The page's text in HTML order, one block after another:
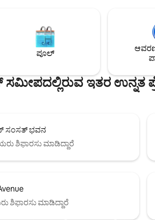
ಅಡುಗೆಮನೆ
ಬೃಹತ್
●HIGHSpeed ವೈಫೈ ●ಲಗೇಜ್
ನಿಮಿಷ ●ಸುರಕ್ಷಿತ ಕಾರ್ ಪಾರ್ಕ್: 2
ಯ ●ನಿಜವಾದ ವೈಬ್ - ಅದರ ಭಾಗವಾಗಿರಿ! -
ನೀವು ಬುಡಾಪೆಸ್ಟ್‌ನ ನಿಜವಾದ
ಪೂಲ್
ಇತರ ಉನ್ನತ
ಸಂಸತ್ ಭವನ
ಶಿಫಾರಸು ಮಾಡಿದ್ದಾರೆ
ಶಿಫಾರಸು ಮಾಡಿದ್ದಾರೆ